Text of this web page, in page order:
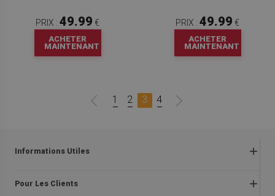
PRIX : 49.99 €
ACHETER
MAINTENANT
PRIX : 49.99 €
ACHETER
MAINTENANT
1 2 3 4
Informations Utiles
Retours
Pour Les Clients